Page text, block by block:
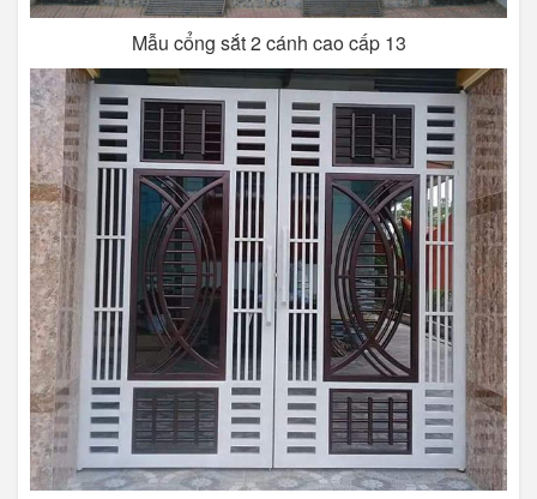
Mẫu cổng sắt 2 cánh cao cấp 13